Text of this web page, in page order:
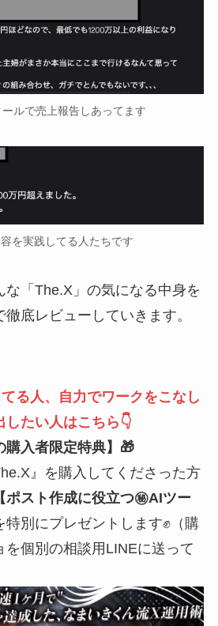
ルで売上報告しあってます
を実践してる人たちです
な「The.X」の気になる中身を
底レビューしていきます。
る人、自力でワークをこなし
たい人はこちら👇
購入者限定特典】🎁
』を購入してくださった方
【ポスト作成に役立つ㊙️AIツー
特別にプレゼントします✊（購
を個別の相談用LINEに送って